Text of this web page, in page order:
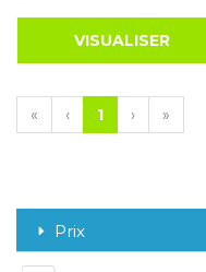
VISUALISER
« ‹ 1 › »
Prix